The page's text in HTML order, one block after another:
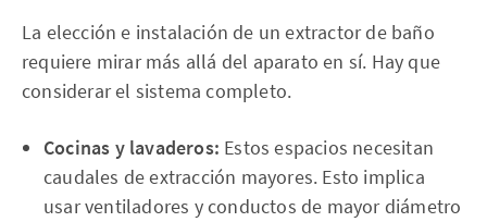
La elección e instalación de un extractor de baño
requiere mirar más allá del aparato en sí. Hay que
considerar el sistema completo.
Cocinas y lavaderos: Estos espacios necesitan
caudales de extracción mayores. Esto implica
usar ventiladores y conductos de mayor diámetro